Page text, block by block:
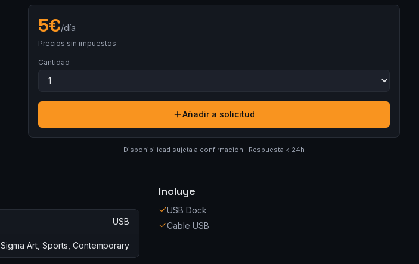
5€/día
Precios sin impuestos
Cantidad
Añadir a solicitud
Disponibilidad sujeta a confirmación · Respuesta < 24h
USB
Sigma Art, Sports, Contemporary
Incluye
USB Dock
Cable USB